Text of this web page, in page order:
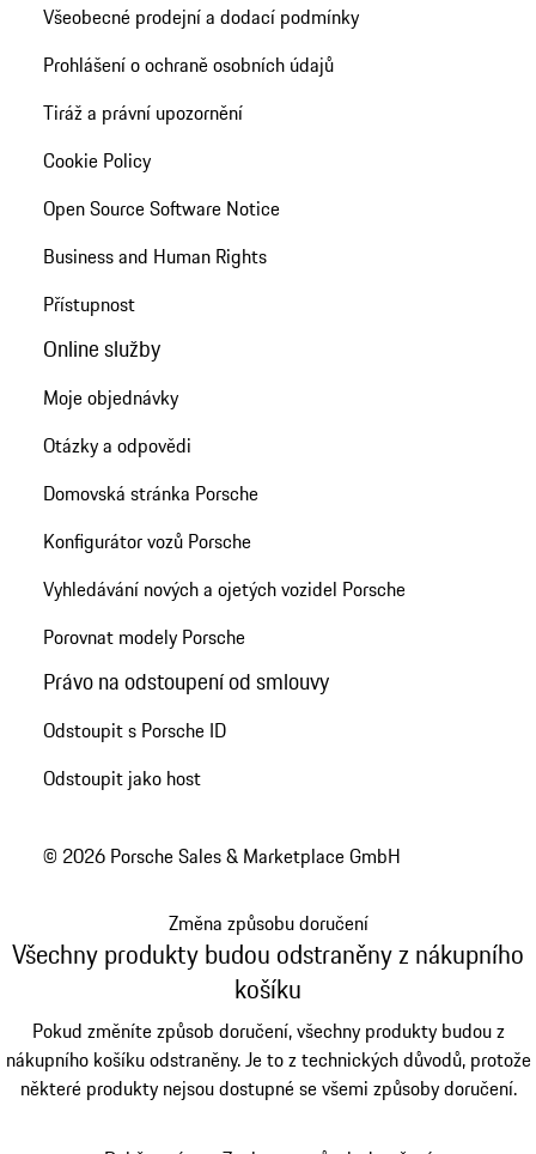
Všeobecné prodejní a dodací podmínky
Prohlášení o ochraně osobních údajů
Tiráž a právní upozornění
Cookie Policy
Open Source Software Notice
Business and Human Rights
Přístupnost
Online služby
Moje objednávky
Otázky a odpovědi
Domovská stránka Porsche
Konfigurátor vozů Porsche
Vyhledávání nových a ojetých vozidel Porsche
Porovnat modely Porsche
Právo na odstoupení od smlouvy
Odstoupit s Porsche ID
Odstoupit jako host
© 2026 Porsche Sales & Marketplace GmbH
Změna způsobu doručení
Všechny produkty budou odstraněny z nákupního
košíku
Pokud změníte způsob doručení, všechny produkty budou z
nákupního košíku odstraněny. Je to z technických důvodů, protože
některé produkty nejsou dostupné se všemi způsoby doručení.